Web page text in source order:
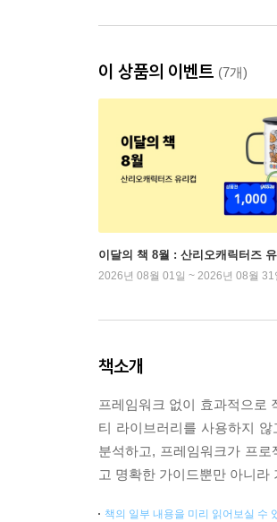
이 상품의 이벤트 (7개)
이달의 책 8월 : 산리오캐릭터즈 유
2026년 08월 01일 ~ 2026년 08월 31
책소개
프레임워크 없이 효과적으로
티 라이브러리를 사용하지
분석하고, 프레임워크가 프
고 명확한 가이드뿐만 아니
책의 일부 내용을 미리 읽어보실 수